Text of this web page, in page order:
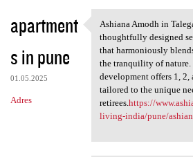
apartment
s in pune
01.05.2025
Adres
Ashiana Amodh in
Ashiana Amodh in
thoughtfully designed
that harmoniously
the tranquility of nature.
development offers 1, 2,
tailored to the unique
retirees.https://
living-india/pune/